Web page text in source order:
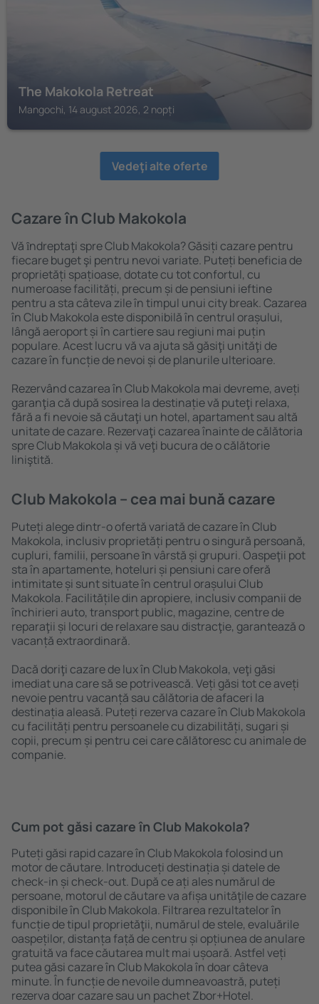
The Makokola Retreat
Mangochi, 14 august 2026, 2 nopți
Vedeţi alte oferte
Cazare în Club Makokola
Vă ȋndreptaţi spre Club Makokola? Găsiți cazare pentru
fiecare buget şi pentru nevoi variate. Puteți beneficia de
proprietăți spațioase, dotate cu tot confortul, cu
numeroase facilități, precum și de pensiuni ieftine
pentru a sta câteva zile în timpul unui city break. Cazarea
în Club Makokola este disponibilă în centrul orașului,
lângă aeroport și în cartiere sau regiuni mai puțin
populare. Acest lucru vă va ajuta să găsiţi unităţi de
cazare în funcție de nevoi și de planurile ulterioare.
Rezervând cazarea în Club Makokola mai devreme, aveți
garanţia că după sosirea la destinație vă puteţi relaxa,
fără a fi nevoie să căutaţi un hotel, apartament sau altă
unitate de cazare. Rezervaţi cazarea înainte de călătoria
spre Club Makokola și vă veţi bucura de o călătorie
liniştită.
Club Makokola – cea mai bună cazare
Puteți alege dintr-o ofertă variată de cazare în Club
Makokola, inclusiv proprietăți pentru o singură persoană,
cupluri, familii, persoane ȋn vârstă și grupuri. Oaspeţii pot
sta în apartamente, hoteluri și pensiuni care oferă
intimitate și sunt situate în centrul orașului Club
Makokola. Facilitățile din apropiere, inclusiv companii de
închirieri auto, transport public, magazine, centre de
reparaţii și locuri de relaxare sau distracţie, garantează o
vacanță extraordinară.
Dacă doriţi cazare de lux în Club Makokola, veţi găsi
imediat una care să se potrivească. Veți găsi tot ce aveți
nevoie pentru vacanță sau călătoria de afaceri la
destinația aleasă. Puteți rezerva cazare în Club Makokola
cu facilități pentru persoanele cu dizabilități, sugari și
copii, precum și pentru cei care călătoresc cu animale de
companie.
Cum pot găsi cazare în Club Makokola?
Puteți găsi rapid cazare în Club Makokola folosind un
motor de căutare. Introduceți destinația și datele de
check-in și check-out. După ce ați ales numărul de
persoane, motorul de căutare va afișa unităţile de cazare
disponibile în Club Makokola. Filtrarea rezultatelor în
funcție de tipul proprietăţii, numărul de stele, evaluările
oaspeților, distanța față de centru și opțiunea de anulare
gratuită va face căutarea mult mai ușoară. Astfel veți
putea găsi cazare în Club Makokola în doar câteva
minute. În funcție de nevoile dumneavoastră, puteți
rezerva doar cazare sau un pachet Zbor+Hotel.